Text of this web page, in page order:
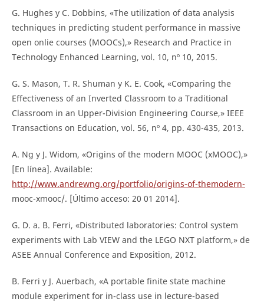
G. Hughes y C. Dobbins, «The utilization of data analysis
techniques in predicting student performance in massive
open onlie courses (MOOCs),» Research and Practice in
Technology Enhanced Learning, vol. 10, nº 10, 2015.
G. S. Mason, T. R. Shuman y K. E. Cook, «Comparing the
Effectiveness of an Inverted Classroom to a Traditional
Classroom in an Upper-Division Engineering Course,» IEEE
Transactions on Education, vol. 56, nº 4, pp. 430-435, 2013.
A. Ng y J. Widom, «Origins of the modern MOOC (xMOOC),»
[En línea]. Available:
http://www.andrewng.org/portfolio/origins-of-themodern-
mooc-xmooc/. [Último acceso: 20 01 2014].
G. D. a. B. Ferri, «Distributed laboratories: Control system
experiments with Lab VIEW and the LEGO NXT platform,» de
ASEE Annual Conference and Exposition, 2012.
B. Ferri y J. Auerbach, «A portable finite state machine
module experiment for in-class use in lecture-based